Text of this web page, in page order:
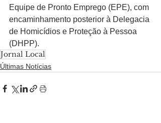
Equipe de Pronto Emprego (EPE), com
encaminhamento posterior à Delegacia
de Homicídios e Proteção à Pessoa
(DHPP).
Jornal Local
Últimas Notícias